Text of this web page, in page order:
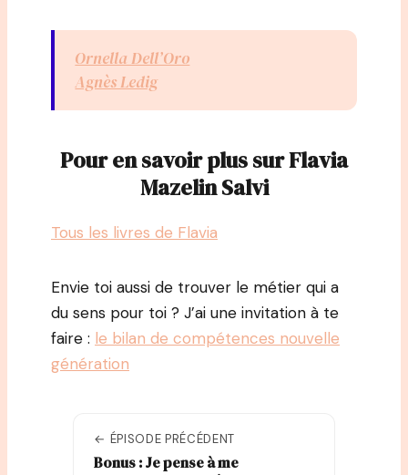
Ornella Dell’Oro
Agnès Ledig
Pour en savoir plus sur Flavia
Mazelin Salvi
Tous les livres de Flavia
Envie toi aussi de trouver le métier qui a
du sens pour toi ? J’ai une invitation à te
faire : le bilan de compétences nouvelle
génération
← ÉPISODE PRÉCÉDENT
Bonus : Je pense à me